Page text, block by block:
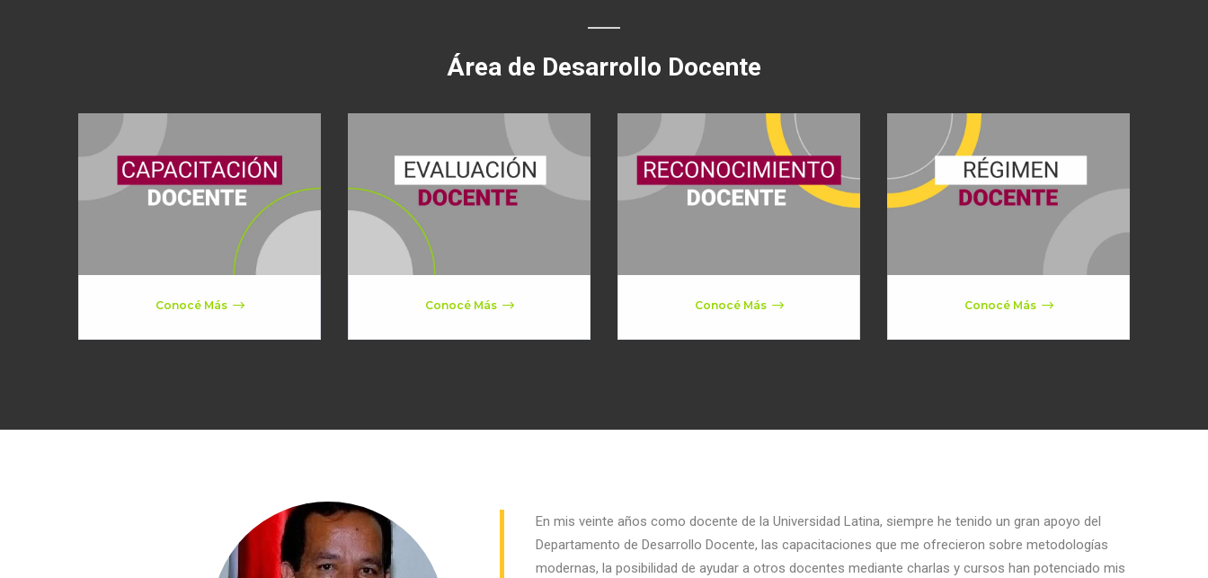
Área de Desarrollo Docente
Conocé Más Conocé Más Conocé Más Conocé Más
En mis veinte años como docente de la Universidad Latina, siempre he tenido un gran apoyo del
Departamento de Desarrollo Docente, las capacitaciones que me ofrecieron sobre metodologías
modernas, la posibilidad de ayudar a otros docentes mediante charlas y cursos han potenciado mis